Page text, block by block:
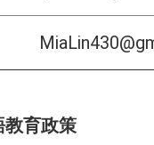
教育政策